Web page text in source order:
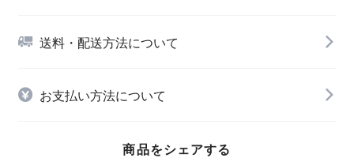
送料・配送方法について
お支払い方法について
商品をシェアする